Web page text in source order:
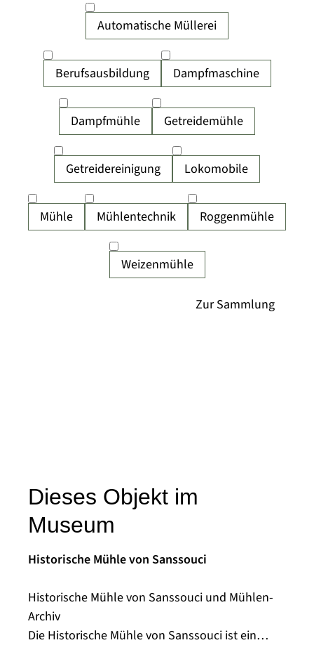
Automatische Müllerei
Berufsausbildung Dampfmaschine
Dampfmühle Getreidemühle
Getreidereinigung Lokomobile
Mühle Mühlentechnik Roggenmühle
Weizenmühle
Dieses Objekt im
Museum
Historische Mühle von Sanssouci
Historische Mühle von Sanssouci und Mühlen-
Archiv
Die Historische Mühle von Sanssouci ist ein